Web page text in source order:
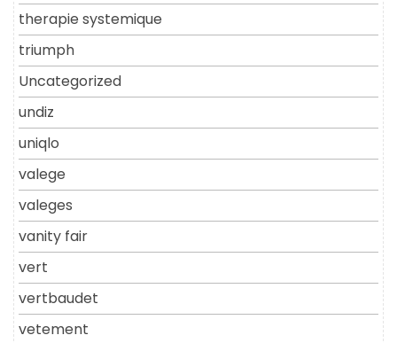
therapie systemique
triumph
Uncategorized
undiz
uniqlo
valege
valeges
vanity fair
vert
vertbaudet
vetement